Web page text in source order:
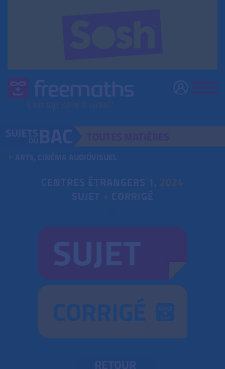
ARTS, CINÉMA AUDIOVISUEL
CENTRES ÉTRANGERS 1, 2024
SUJET + CORRIGÉ
CORRIGÉ
RETOUR